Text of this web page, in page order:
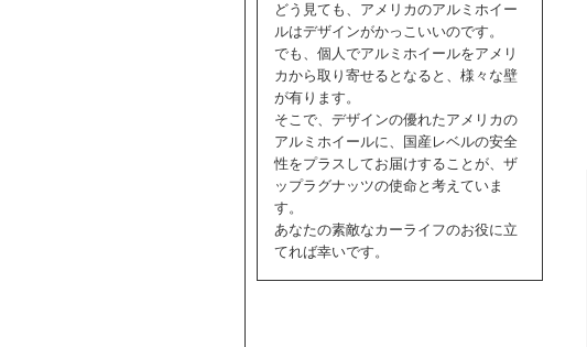
どう見ても、アメリカのアルミホイー
ルはデザインがかっこいいのです。
でも、個人でアルミホイールをアメリ
カから取り寄せるとなると、様々な壁
が有ります。
そこで、デザインの優れたアメリカの
アルミホイールに、国産レベルの安全
性をプラスしてお届けすることが、ザ
ップラグナッツの使命と考えていま
す。
あなたの素敵なカーライフのお役に立
てれば幸いです。